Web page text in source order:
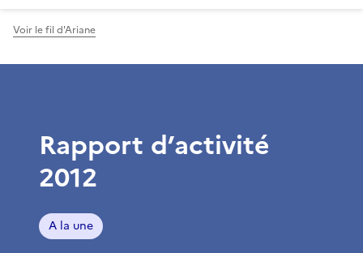
Voir le fil d'Ariane
Rapport d’activité
2012
A la une